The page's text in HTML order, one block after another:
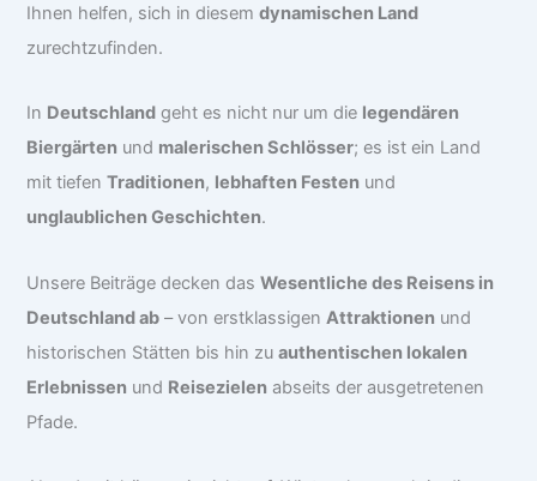
Ihnen helfen, sich in diesemdynamischen Land
zurechtzufinden.
In Deutschland geht es nicht nur um die legendären
Biergärten und malerischen Schlösser; es ist ein Land
mit tiefenTraditionen, lebhaften Festen und
unglaublichen Geschichten.
Unsere Beiträge decken dasWesentliche des Reisens in
Deutschland ab – von erstklassigenAttraktionen und
historischen Stätten bis hin zuauthentischen lokalen
Erlebnissen und Reisezielen abseits der ausgetretenen
Pfade.